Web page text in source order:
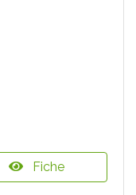
Fiche